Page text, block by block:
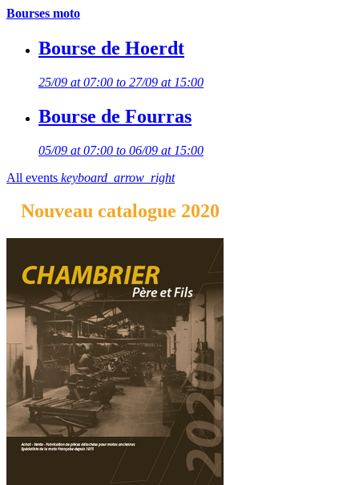
Bourses moto
Bourse de Hoerdt
25/09 at 07:00 to 27/09 at 15:00
Bourse de Fourras
05/09 at 07:00 to 06/09 at 15:00
All events keyboard_arrow_right
Nouveau catalogue 2020